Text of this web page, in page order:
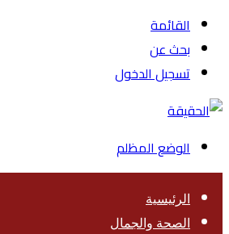
القائمة
بحث عن
تسجيل الدخول
الوضع المظلم
الرئيسية
الصحة والجمال